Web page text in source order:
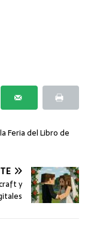
Feria del Libro de
y